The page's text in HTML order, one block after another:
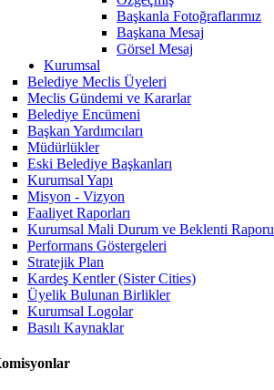
Başkanla Fotoğraflarımız
Başkana Mesaj
Görsel Mesaj
Kurumsal
Belediye Meclis Üyeleri
Meclis Gündemi ve Kararlar
Belediye Encümeni
Başkan Yardımcıları
Müdürlükler
Eski Belediye Başkanları
Kurumsal Yapı
Misyon - Vizyon
Faaliyet Raporları
Kurumsal Mali Durum ve Beklenti Raporu
Performans Göstergeleri
Stratejik Plan
Kardeş Kentler (Sister Cities)
Üyelik Bulunan Birlikler
Kurumsal Logolar
Basılı Kaynaklar